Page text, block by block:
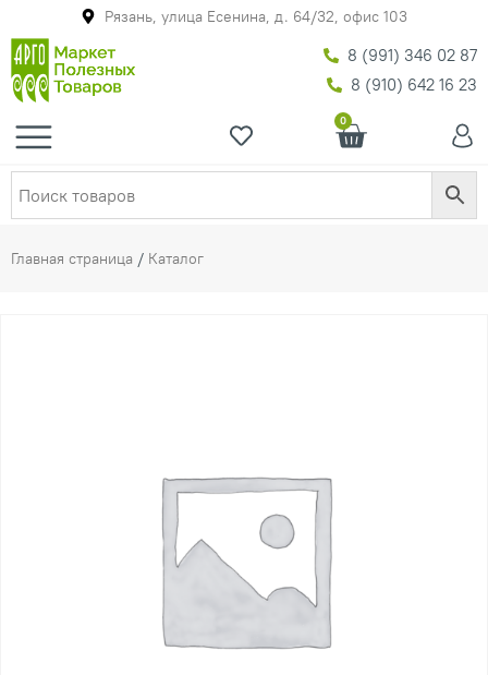
Рязань, улица Есенина, д. 64/32, офис 103
8 (991) 346 02 87
8 (910) 642 16 23
0
Главная страница / Каталог